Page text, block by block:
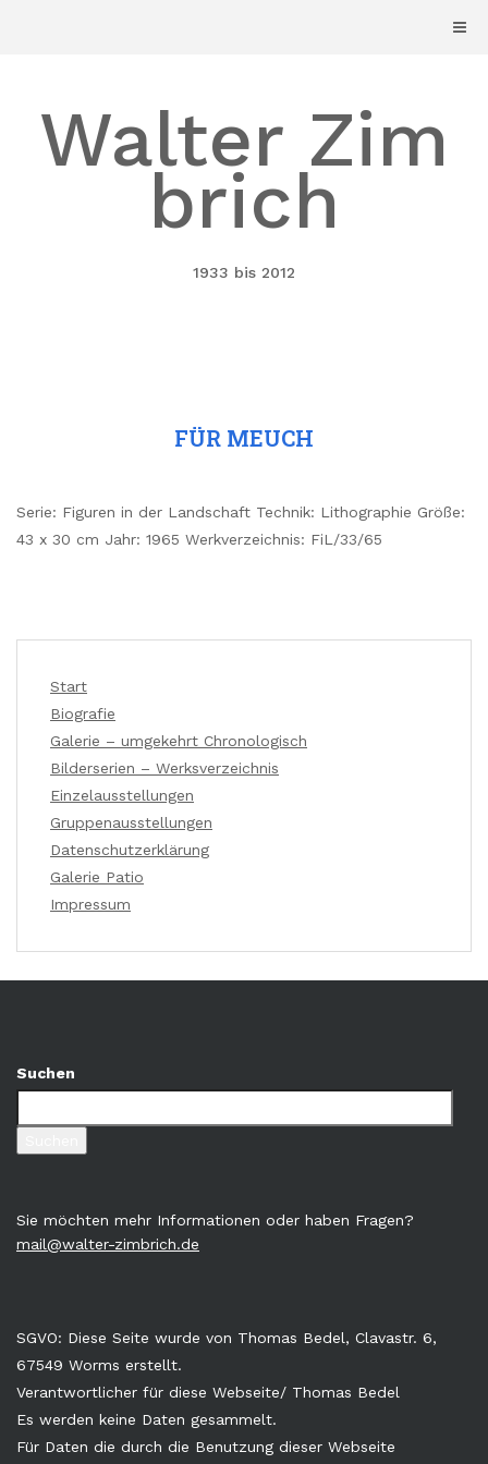
Walter Zim
brich
1933 bis 2012
FÜR MEUCH
Serie: Figuren in der Landschaft Technik: Lithographie Größe:
43 x 30 cm Jahr: 1965 Werkverzeichnis: FiL/33/65
Start
Biografie
Galerie – umgekehrt Chronologisch
Bilderserien – Werksverzeichnis
Einzelausstellungen
Gruppenausstellungen
Datenschutzerklärung
Galerie Patio
Impressum
Suchen
Sie möchten mehr Informationen oder haben Fragen?
mail@walter-zimbrich.de
SGVO: Diese Seite wurde von Thomas Bedel, Clavastr. 6,
67549 Worms erstellt.
Verantwortlicher für diese Webseite/ Thomas Bedel
Es werden keine Daten gesammelt.
Für Daten die durch die Benutzung dieser Webseite